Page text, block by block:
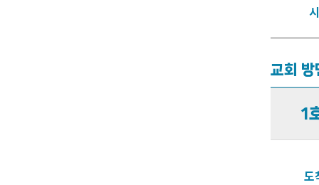
교회 방
1
도